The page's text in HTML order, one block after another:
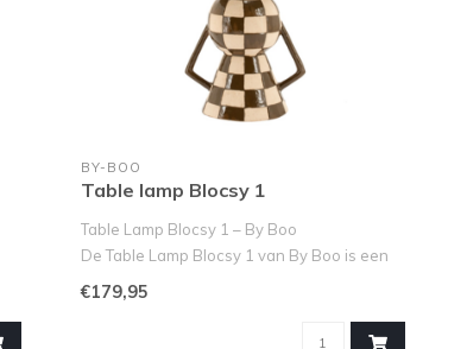
BY-BOO
Table lamp Blocsy 1
Table Lamp Blocsy 1 – By Boo
De Table Lamp Blocsy 1 van By Boo is een
opvalle..
€179,95